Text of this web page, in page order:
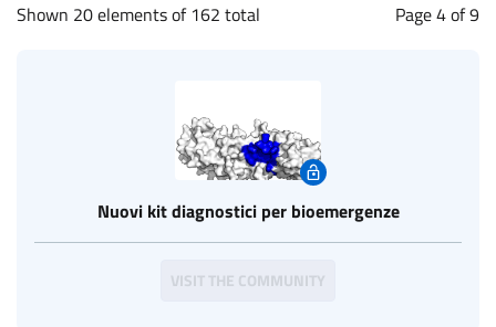
Shown 20 elements of 162 total Page 4 of 9
Nuovi kit diagnostici per bioemergenze
VISIT THE COMMUNITY